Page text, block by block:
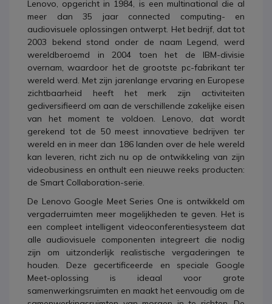
Lenovo, opgericht in 1984, is een multinational die al
meer dan 35 jaar connected computing- en
audiovisuele oplossingen ontwerpt. Het bedrijf, dat tot
2003 bekend stond onder de naam Legend, werd
wereldberoemd in 2004 toen het de IBM-divisie
overnam, waardoor het de grootste pc-fabrikant ter
wereld werd. Met zijn jarenlange ervaring en Europese
zichtbaarheid heeft het merk zijn activiteiten
gediversifieerd om aan de verschillende zakelijke eisen
van het moment te voldoen. Lenovo, dat wordt
gerekend tot de 50 meest innovatieve bedrijven ter
wereld en in meer dan 186 landen over de hele wereld
kan leveren, richt zich nu op de ontwikkeling van zijn
videobusiness en onthult een nieuwe reeks producten:
de Smart Collaboration-serie.
De Lenovo Google Meet Series One is ontwikkeld om
vergaderruimten meer mogelijkheden te geven. Het is
een compleet intelligent videoconferentiesysteem dat
alle audiovisuele componenten integreert die nodig
zijn om uitzonderlijk realistische vergaderingen te
houden. Deze gecertificeerde en speciale Google
Meet-oplossing is ideaal voor grote
samenwerkingsruimten en maakt het eenvoudig om de